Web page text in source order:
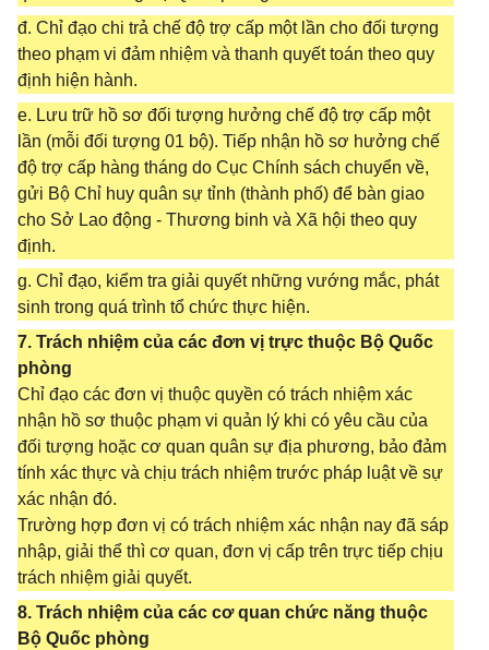
đ. Chỉ đạo chi trả chế độ trợ cấp một lần cho đối tượng
theo phạm vi đảm nhiệm và thanh quyết toán theo quy
định hiện hành.
e. Lưu trữ hồ sơ đối tượng hưởng chế độ trợ cấp một
lần (mỗi đối tượng 01 bộ). Tiếp nhận hồ sơ hưởng chế
độ trợ cấp hàng tháng do Cục Chính sách chuyển về,
gửi Bộ Chỉ huy quân sự tỉnh (thành phố) để bàn giao
cho Sở Lao động - Thương binh và Xã hội theo quy
định.
g. Chỉ đạo, kiểm tra giải quyết những vướng mắc, phát
sinh trong quá trình tổ chức thực hiện.
7. Trách nhiệm của các đơn vị trực thuộc Bộ Quốc
phòng
Chỉ đạo các đơn vị thuộc quyền có trách nhiệm xác
nhận hồ sơ thuộc phạm vi quản lý khi có yêu cầu của
đối tượng hoặc cơ quan quân sự địa phương, bảo đảm
tính xác thực và chịu trách nhiệm trước pháp luật về sự
xác nhận đó.
Trường hợp đơn vị có trách nhiệm xác nhận nay đã sáp
nhập, giải thể thì cơ quan, đơn vị cấp trên trực tiếp chịu
trách nhiệm giải quyết.
8. Trách nhiệm của các cơ quan chức năng thuộc
Bộ Quốc phòng